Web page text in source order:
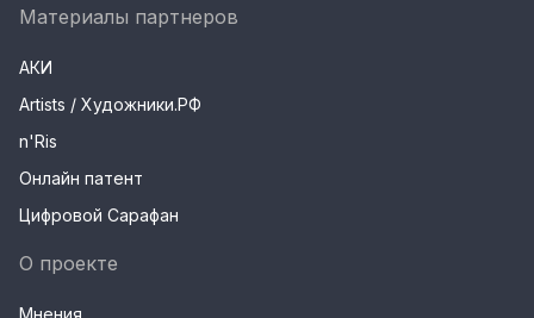
Материалы партнеров
АКИ
Artists / Художники.РФ
n'Ris
Онлайн патент
Цифровой Сарафан
О проекте
Мнения